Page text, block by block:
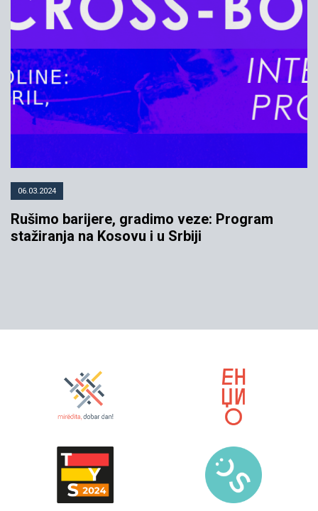
06.03.2024
Rušimo barijere, gradimo veze: Program
stažiranja na Kosovu i u Srbiji